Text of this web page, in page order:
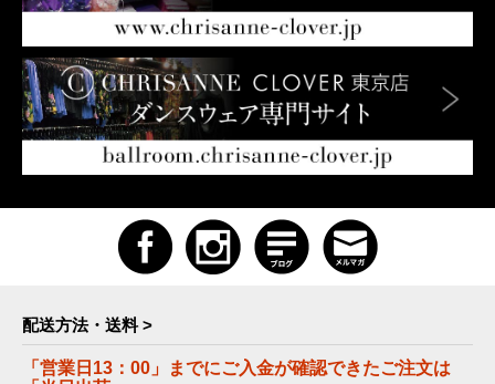
配送方法・送料 >
「営業日13：00」までにご入金が確認できたご注文は